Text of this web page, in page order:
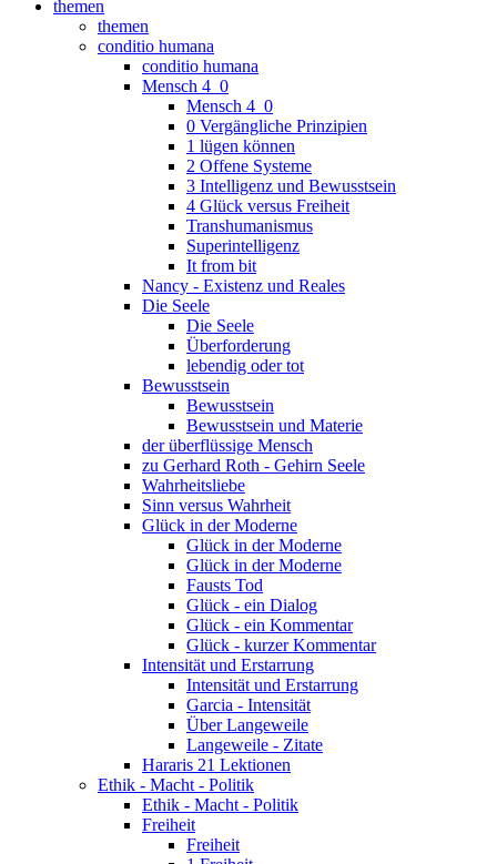
themen
themen
conditio humana
conditio humana
Mensch 4_0
Mensch 4_0
0 Vergängliche Prinzipien
1 lügen können
2 Offene Systeme
3 Intelligenz und Bewusstsein
4 Glück versus Freiheit
Transhumanismus
Superintelligenz
It from bit
Nancy - Existenz und Reales
Die Seele
Die Seele
Überforderung
lebendig oder tot
Bewusstsein
Bewusstsein
Bewusstsein und Materie
der überflüssige Mensch
zu Gerhard Roth - Gehirn Seele
Wahrheitsliebe
Sinn versus Wahrheit
Glück in der Moderne
Glück in der Moderne
Glück in der Moderne
Fausts Tod
Glück - ein Dialog
Glück - ein Kommentar
Glück - kurzer Kommentar
Intensität und Erstarrung
Intensität und Erstarrung
Garcia - Intensität
Über Langeweile
Langeweile - Zitate
Hararis 21 Lektionen
Ethik - Macht - Politik
Ethik - Macht - Politik
Freiheit
Freiheit